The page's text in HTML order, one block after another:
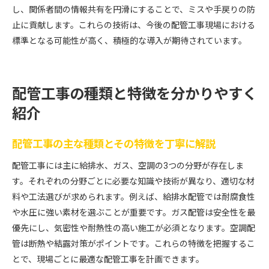
し、関係者間の情報共有を円滑にすることで、ミスや手戻りの防
止に貢献します。これらの技術は、今後の配管工事現場における
標準となる可能性が高く、積極的な導入が期待されています。
配管工事の種類と特徴を分かりやすく
紹介
配管工事の主な種類とその特徴を丁寧に解説
配管工事には主に給排水、ガス、空調の3つの分野が存在しま
す。それぞれの分野ごとに必要な知識や技術が異なり、適切な材
料や工法選びが求められます。例えば、給排水配管では耐腐食性
や水圧に強い素材を選ぶことが重要です。ガス配管は安全性を最
優先にし、気密性や耐熱性の高い施工が必須となります。空調配
管は断熱や結露対策がポイントです。これらの特徴を把握するこ
とで、現場ごとに最適な配管工事を計画できます。